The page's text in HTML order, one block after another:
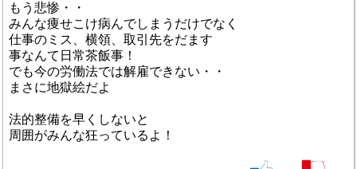
もう悲惨・・
みんな痩せこけ病んでしまうだけでなく
仕事のミス、横領、取引先をだます
事なんて日常茶飯事！
でも今の労働法では解雇できない・・
まさに地獄絵だよ
法的整備を早くしないと
周囲がみんな狂っているよ！